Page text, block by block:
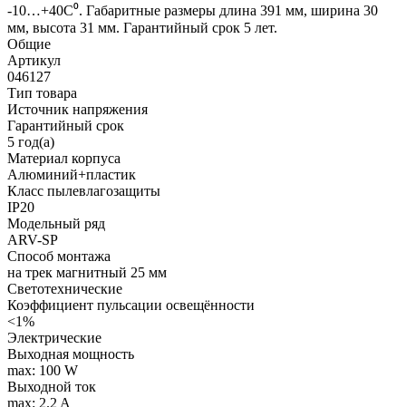
-10…+40C⁰. Габаритные размеры длина 391 мм, ширина 30
мм, высота 31 мм. Гарантийный срок 5 лет.
Общие
Артикул
046127
Тип товара
Источник напряжения
Гарантийный срок
5 год(а)
Материал корпуса
Алюминий+пластик
Класс пылевлагозащиты
IP20
Модельный ряд
ARV-SP
Способ монтажа
на трек магнитный 25 мм
Светотехнические
Коэффициент пульсации освещённости
<1%
Электрические
Выходная мощность
max: 100 W
Выходной ток
max: 2.2 A